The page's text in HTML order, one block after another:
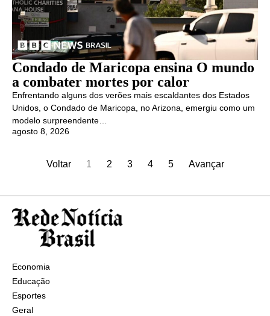
Condado de Maricopa ensina O mundo
a combater mortes por calor
Enfrentando alguns dos verões mais escaldantes dos Estados
Unidos, o Condado de Maricopa, no Arizona, emergiu como um
modelo surpreendente…
agosto 8, 2026
Voltar 1 2 3 4 5 Avançar
Economia
Educação
Esportes
Geral